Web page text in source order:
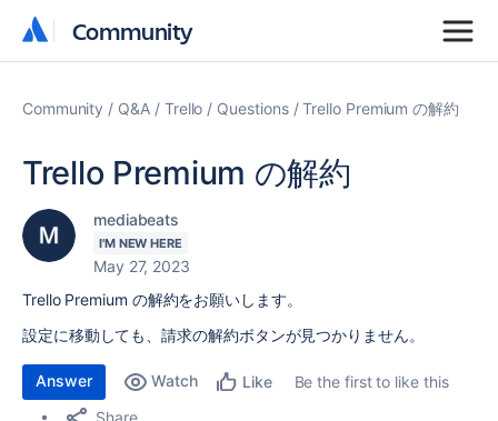
Community
Community
Community Q&A Trello Questions Trello Premium の解約
Trello Premium の解約
mediabeats
I'M NEW HERE
May 27, 2023
Trello Premium の解約をお願いします。
設定に移動しても、請求の解約ボタンが見つかりません。
Answer Watch Like
Be the first to like this
Share